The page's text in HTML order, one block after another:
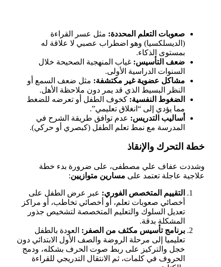
صعوبات التعلم المحددة:مثل عسر القراءة
(الديسلكسيا) وهو اضطراب عصبي لا علاقة له
بمستوى الذكاء.
ضعف التأسيس:غياب المنهجية الصحيحة خلال
السنوات الدراسية الأولى.
مشاكل عضوية غير مكتشفة:مثل ضعف السمع أو
النظر البسيط الذي قد يمر دون ملاحظة الأهل.
الضغوط النفسية:كخوف الطفل أو تعرضه للضغط
مما يؤدي إلى “انغلاق تعليمي”.
أساليب التدريس:عدم توافق طريقة الشرح في
المدرسة مع نمط تعلم الطفل (كبصري أو حركي).
خطة التحرك والإنقاذ
وشددت عفاف علي مصطفى، على ضرورة بدء خطة
علاجية عاجلة تعتمد على مسارين متوازيين:
التقييم المتخصص الفوري:عبر عرض الطفل على
أخصائي صعوبات تعلم، أو أخصائي تخاطب، أو مراكز
تعديل السلوك والتعليم المتخصصة لتشخيص جذور
المشكلة بدقة.
برنامج تأسيس مكثف من الصفر: العودة بالطفل
تعليميا إلى مرحلة الروضة والصف الأول الابتدائي دون
خجل والتركيز على ربط صوت الحرف بشكله، ودمج
الحروف في كلمات، ثم الانتقال التدريجي للقراءة